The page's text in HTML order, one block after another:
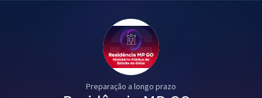
Preparação a longo prazo